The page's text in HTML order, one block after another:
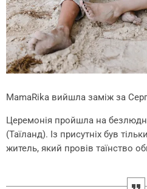
MamaRika вийшла заміж за
Церемонія пройшла на
(Таїланд). Із присутніх був
житель, який провів таїнство